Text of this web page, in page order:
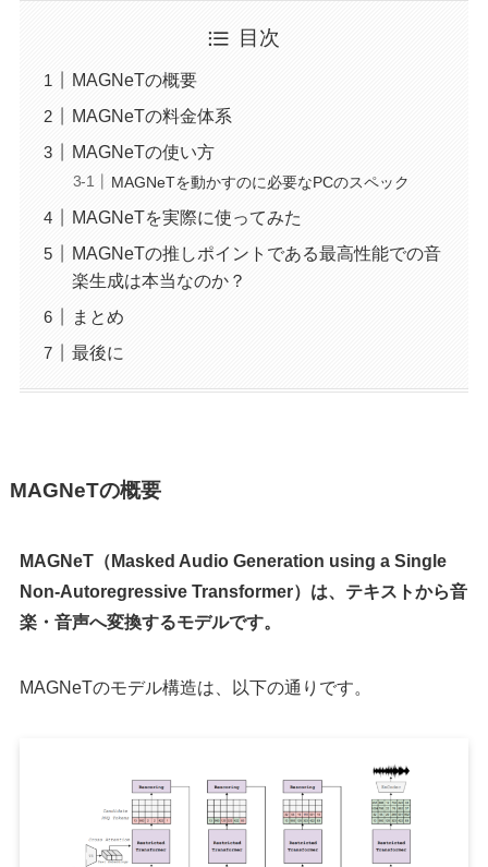
目次
MAGNeTの概要
MAGNeTの料金体系
MAGNeTの使い方
MAGNeTを動かすのに必要なPCのスペック
MAGNeTを実際に使ってみた
MAGNeTの推しポイントである最高性能での音
楽生成は本当なのか？
まとめ
最後に
MAGNeTの概要
MAGNeT（Masked Audio Generation using a Single
Non-Autoregressive Transformer）は、テキストから音
楽・音声へ変換するモデルです。
MAGNeTのモデル構造は、以下の通りです。